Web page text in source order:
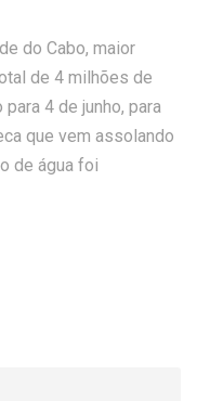
do Cabo, maior
de 4 milhões de
4 de junho, para
que vem assolando
de água foi